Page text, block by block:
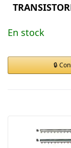
En stock